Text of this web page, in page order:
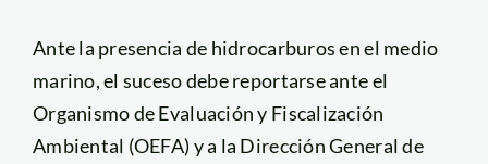
Ante la presencia de hidrocarburos en el medio
marino, el suceso debe reportarse ante el
Organismo de Evaluación y Fiscalización
Ambiental (OEFA) y a la Dirección General de